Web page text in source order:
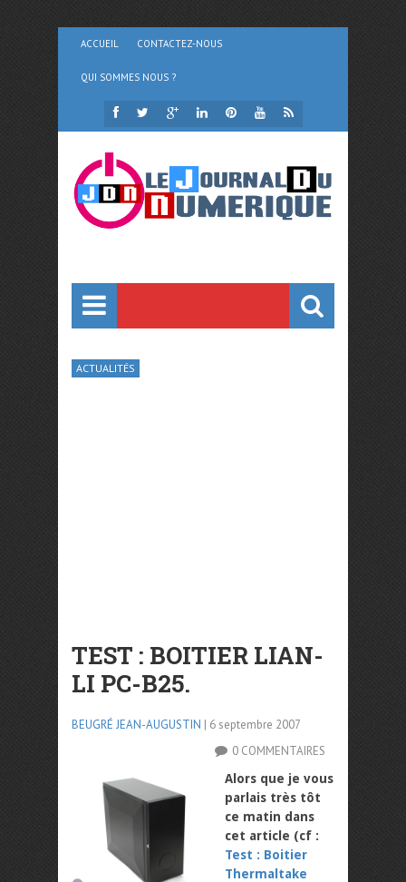
ACCUEIL CONTACTEZ-NOUS
QUI SOMMES NOUS ?
ACTUALITÉS
TEST : BOITIER LIAN-
LI PC-B25.
BEUGRÉ JEAN-AUGUSTIN | 6 septembre 2007
0 COMMENTAIRES
Alors que je vous
parlais très tôt
ce matin dans
cet article (cf :
Test : Boitier
Thermaltake